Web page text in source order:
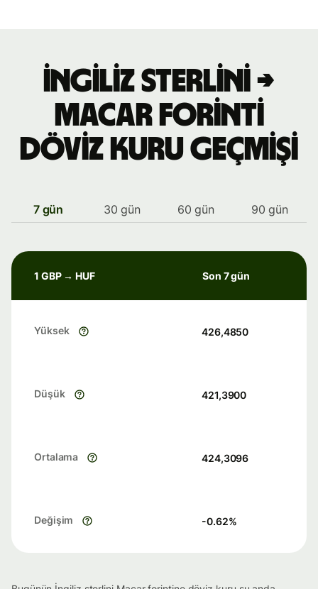
İngiliz sterlini →
Macar forinti
döviz kuru geçmişi
7 gün 30 gün 60 gün 90 gün
1 GBP → HUF Son 7 gün
Yüksek 426,4850
Düşük 421,3900
Ortalama 424,3096
Değişim -0.62%